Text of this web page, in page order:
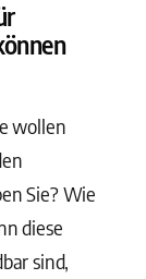
wollen
Sie? Wie
diese
sind,